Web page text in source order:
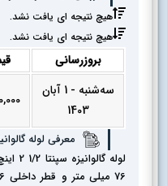
هیچ نتیجه ای یافت نشد.
هیچ نتیجه ای یافت نشد.
بروزرسانی قیمت
سه‌شنبه - 1 آبان
1403
معرفی لوله گالوانیزه سپنتا 1/2 2 اینچ
76